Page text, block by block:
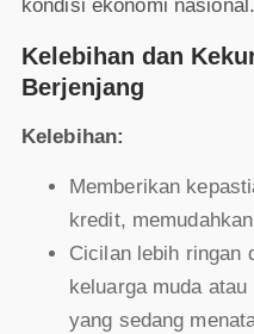
kondisi ekonomi nasional.
Kelebihan dan
Berjenjang
Kelebihan:
Memberikan
kredit,
Cicilan lebih ringan
keluarga muda
yang sedang